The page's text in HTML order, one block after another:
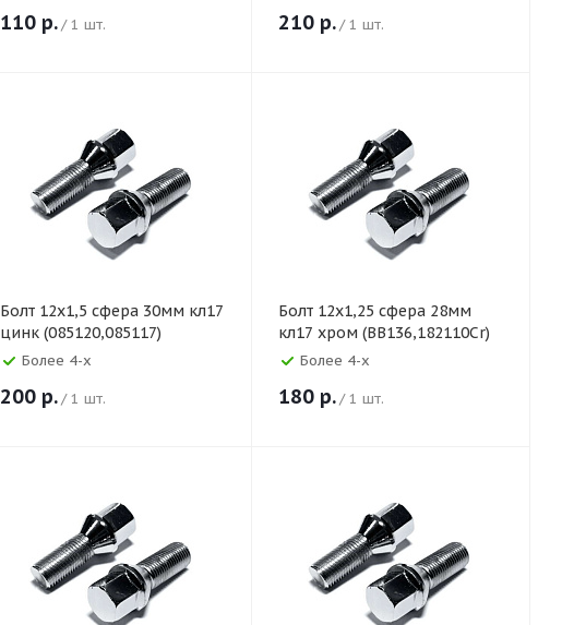
110 р./ 1 шт. 210 р./ 1 шт.
Болт 12х1,5 сфера 30мм кл17
цинк (085120,085117)
Более 4-х
200 р./ 1 шт.
Болт 12х1,25 сфера 28мм
кл17 хром (BB136,182110Cr)
Более 4-х
180 р./ 1 шт.